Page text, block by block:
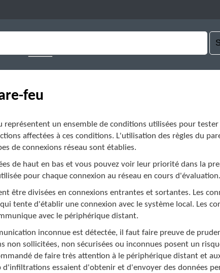
feu
représentent un ensemble de conditions utilisées pour
affectées à ces conditions. L'utilisation des règles du
de connexions réseau sont établies.
de haut en bas et vous pouvez voir leur priorité dans la
pour chaque connexion au réseau en cours d'évaluation.
être divisées en connexions entrantes et sortantes. Les
tente d'établir une connexion avec le système local. Les
avec le périphérique distant.
inconnue est détectée, il faut faire preuve de
non sollicitées, non sécurisées ou inconnues posent un
de faire très attention à le périphérique distant et
d'infiltrations essaient d'obtenir et d'envoyer des données